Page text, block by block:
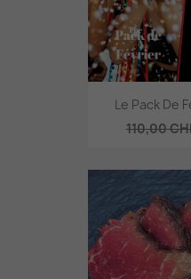
Le Pack De
110,00